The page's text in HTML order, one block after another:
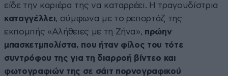
είδε την καριέρα της να καταρρέει. Η τραγουδίστρια
καταγγέλλει, σύμφωνα με το ρεπορτάζ της
εκπομπής «Αλήθειες με τη Ζήνα», πρώην
μπασκετμπολίστα, που ήταν φίλος του τότε
συντρόφου της για τη διαρροή βίντεο και
φωτογραφιών της σε σάιτ πορνογραφικού